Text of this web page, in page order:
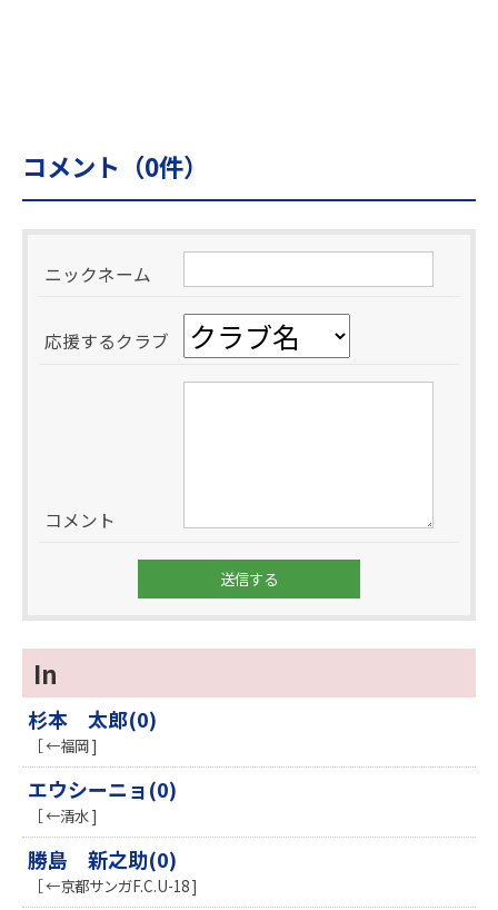
コメント（0件）
ニックネーム
応援するクラブ
コメント
In
杉本 太郎(0)
［ ←福岡 ]
エウシーニョ(0)
［ ←清水 ]
勝島 新之助(0)
［ ←京都サンガF.C.U-18 ]